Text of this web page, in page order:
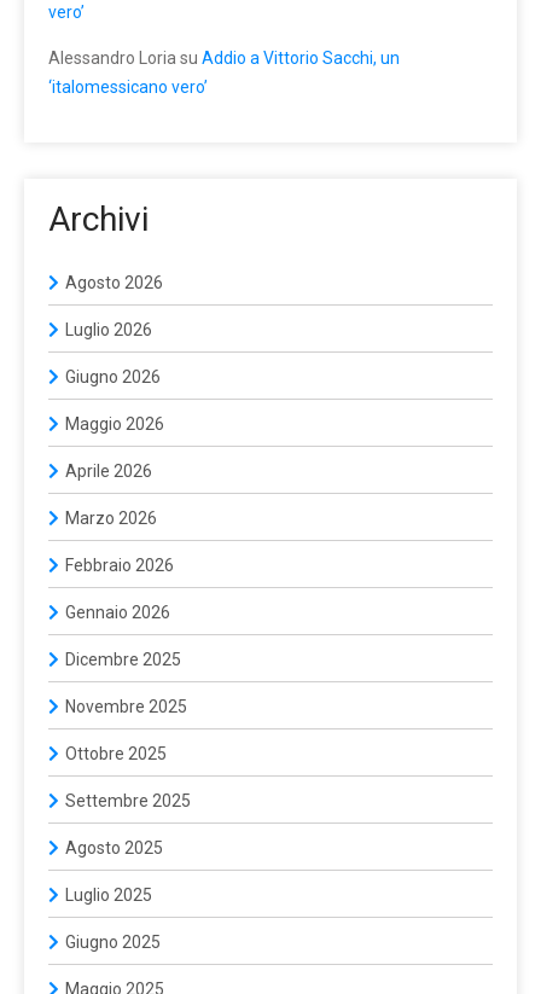
vero’
Alessandro Loria su Addio a Vittorio Sacchi, un
‘italomessicano vero’
Archivi
Agosto 2026
Luglio 2026
Giugno 2026
Maggio 2026
Aprile 2026
Marzo 2026
Febbraio 2026
Gennaio 2026
Dicembre 2025
Novembre 2025
Ottobre 2025
Settembre 2025
Agosto 2025
Luglio 2025
Giugno 2025
Maggio 2025